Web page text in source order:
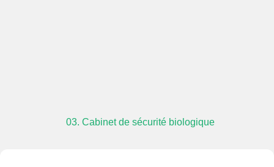
03. Cabinet de sécurité biologique